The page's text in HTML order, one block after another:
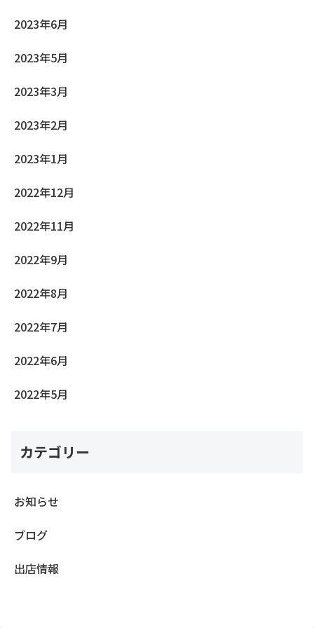
2023年6月
2023年5月
2023年3月
2023年2月
2023年1月
2022年12月
2022年11月
2022年9月
2022年8月
2022年7月
2022年6月
2022年5月
カテゴリー
お知らせ
ブログ
出店情報